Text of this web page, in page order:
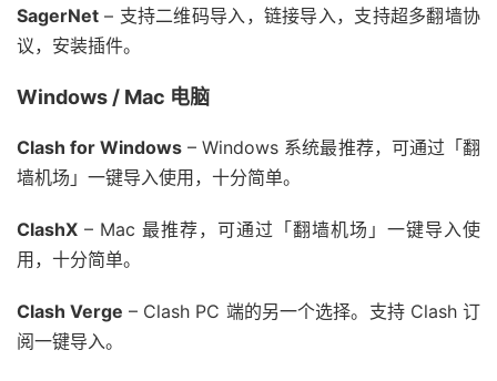
SagerNet – 支持二维码导入，链接导入，支持超多翻墙协
议，安装插件。
Windows / Mac 电脑
Clash for Windows – Windows 系统最推荐，可通过「翻
墙机场」一键导入使用，十分简单。
ClashX – Mac 最推荐，可通过「翻墙机场」一键导入使
用，十分简单。
Clash Verge – Clash PC 端的另一个选择。支持 Clash 订
阅一键导入。